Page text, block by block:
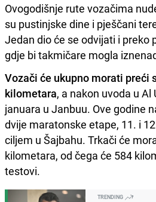
Ovogodišnje rute vozačima
su pustinjske dine i pješčani
Jedan dio će se odvijati i preko
gdje bi takmičare mogla
Vozači će ukupno morati preći
kilometara, a nakon uvoda u
januara u Janbuu. Ove godine
dvije maratonske etape, 11. i
ciljem u Šajbahu. Trkači će
kilometara, od čega će 584
testovi.
TRENDING